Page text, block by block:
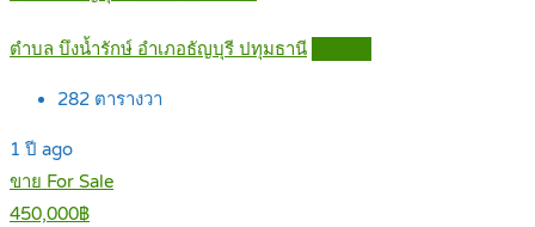
ตำบล บึงน้ำรักษ์ อำเภอธัญบุรี ปทุมธานี
282 ตารางวา
1 ปี ago
ขาย For Sale
450,000฿